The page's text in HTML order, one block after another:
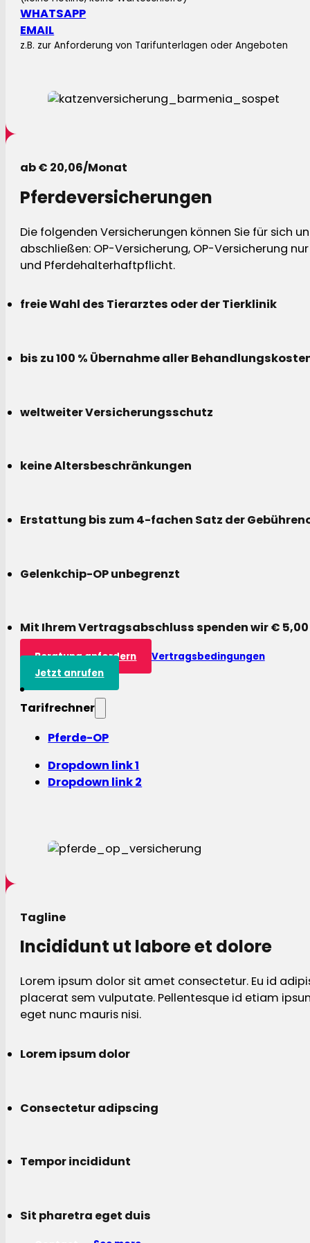
WHATSAPP
EMAIL
z.B. zur Anforderung von Tarifunterlagen oder Angeboten
ab € 20,06/Monat
Pferdeversicherungen
Die folgenden Versicherungen können Sie für sich
abschließen: OP-Versicherung, OP-Versicherung
und Pferdehalterhaftpflicht.
freie Wahl des Tierarztes oder der Tierklinik
bis zu 100 % Übernahme aller
weltweiter Versicherungsschutz
keine Altersbeschränkungen
Erstattung bis zum 4-fachen Satz der
Gelenkchip-OP unbegrenzt
Mit Ihrem Vertragsabschluss spenden wir €
Beratung anfordern
Vertragsbedingungen
Jetzt anrufen
Tarifrechner
Pferde-OP
Dropdown link 1
Dropdown link 2
Tagline
Incididunt ut labore et dolore
Lorem ipsum dolor sit amet consectetur. Eu id
placerat sem vulputate. Pellentesque id etiam
eget nunc mauris nisi.
Lorem ipsum dolor
Consectetur adipscing
Tempor incididunt
Sit pharetra eget duis